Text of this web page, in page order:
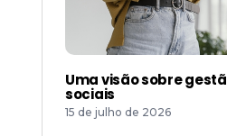
Uma visão sobre
sociais
15 de julho de 2026